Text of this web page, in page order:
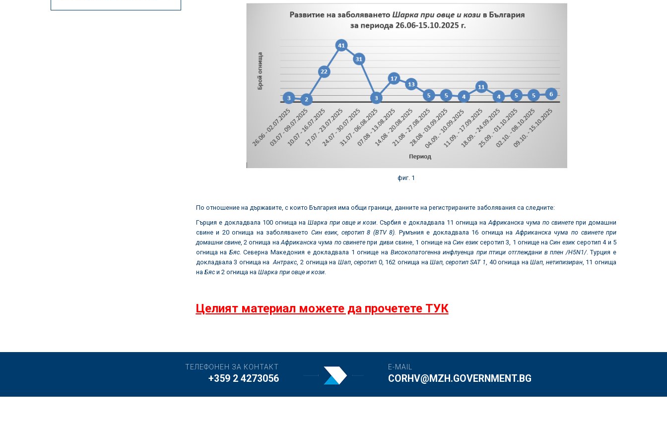
фиг. 1
По отношение на държавите, с които България има общи граници, данните на регистрираните заболявания са следните:
Гърция е докладвала 100 огнища на Шарка при овце и кози. Сърбия е докладвала 11 огнища наАфриканска чума по свинете при домашни
свине и 20 огнища на заболяването Син език, серотип 8 (BTV 8). Румъния е докладвала 16 огнища наАфриканска чума по свинете при
домашни свине, 2 огнища наАфриканска чума по свинетепри диви свине, 1 огнище наСин език серотип 3, 1 огнище наСин езиксеротип 4 и 5
огнища на Бяс. Северна Македония е докладвала 1 огнище на Високопатогенна инфлуенца при птици отглеждани в плен /H5N1/. Турция е
докладвала 3 огнища наАнтракс, 2 огнища на Шап,серотип 0, 162 огнища наШап, серотип SAT 1, 40 огнища наШап, нетипизиран, 11 огнища
на Бяси 2 огнища наШарка при овце и кози.
Целият материал можете да прочетете ТУК
ТЕЛЕФОНЕН ЗА КОНТАКТ
+359 2 4273056
E-MAIL
CORHV@MZH.GOVERNMENT.BG